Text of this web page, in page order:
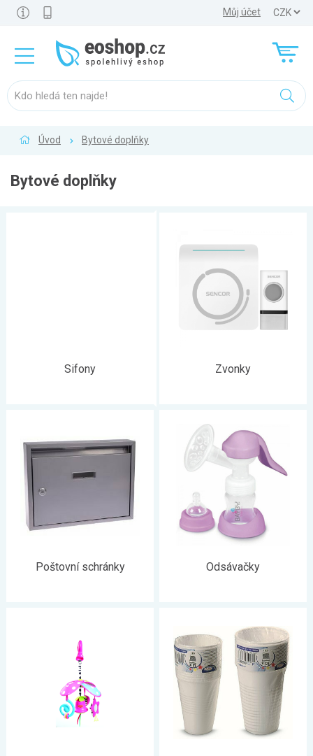
Můj účet
Úvod Bytové doplňky
Bytové doplňky
Sifony Zvonky
Poštovní schránky Odsávačky